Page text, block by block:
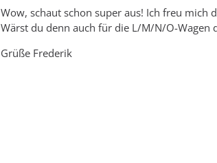
Wow, schaut schon super aus! Ich freu mich
Wärst du denn auch für die L/M/N/O-Wagen
Grüße Frederik